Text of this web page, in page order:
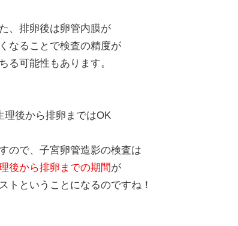
、排卵後は卵管内膜が
なることで検査の精度が
る可能性もあります。
理後から排卵まではOK
ので、子宮卵管造影の検査は
後から排卵までの期間が
トということになるのですね！